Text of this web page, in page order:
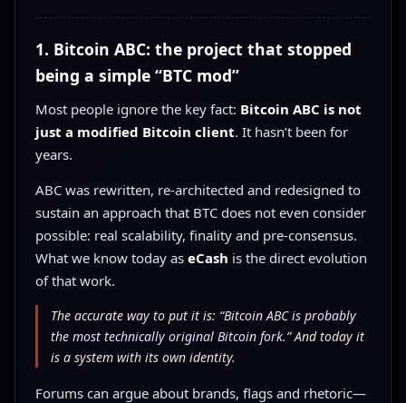
1. Bitcoin ABC: the project that stopped
being a simple “BTC mod”
Most people ignore the key fact: Bitcoin ABC is not
just a modified Bitcoin client. It hasn’t been for
years.
ABC was rewritten, re-architected and redesigned to
sustain an approach that BTC does not even consider
possible: real scalability, finality and pre-consensus.
What we know today as eCash is the direct evolution
of that work.
The accurate way to put it is: “Bitcoin ABC is probably
the most technically original Bitcoin fork.”And today it
is a system with its own identity.
Forums can argue about brands, flags and rhetoric—